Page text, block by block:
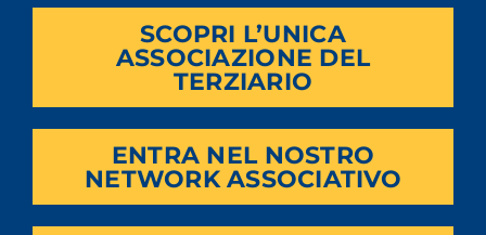
SCOPRI L’UNICA
ASSOCIAZIONE DEL
TERZIARIO
ENTRA NEL NOSTRO
NETWORK ASSOCIATIVO